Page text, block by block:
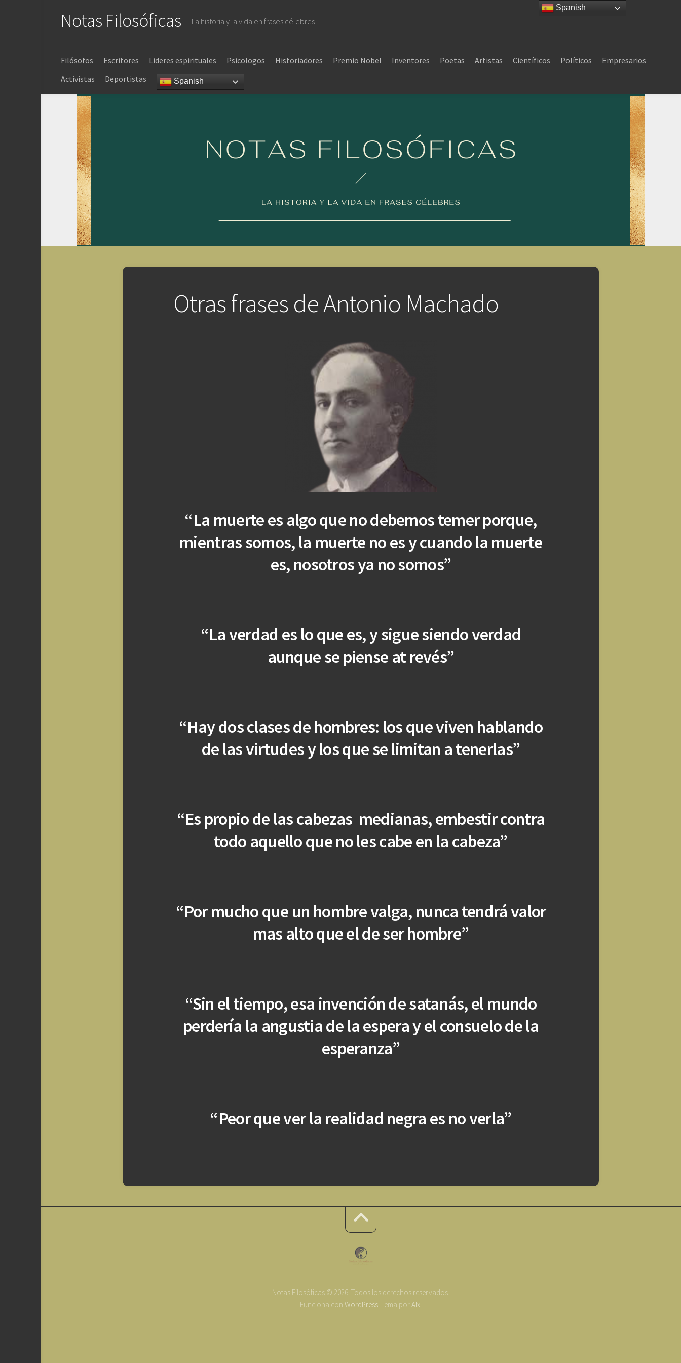
Notas Filosóficas La historia y la vida en frases célebres
Filósofos Escritores Lideres espirituales Psicologos Historiadores Premio Nobel Inventores Poetas Artistas Científicos Políticos
Empresarios
Activistas
Deportistas Spanish
Otras frases de Antonio Machado
“La muerte es algo que no debemos temer porque,
mientras somos, la muerte no es y cuando la muerte
es, nosotros ya no somos”
“La verdad es lo que es, y sigue siendo verdad
aunque se piense at revés”
“Hay dos clases de hombres: los que viven hablando
de las virtudes y los que se limitan a tenerlas”
“Es propio de las cabezas medianas, embestir contra
todo aquello que no les cabe en la cabeza”
“Por mucho que un hombre valga, nunca tendrá valor
mas alto que el de ser hombre”
“Sin el tiempo, esa invención de satanás, el mundo
perdería la angustia de la espera y el consuelo de la
esperanza”
“Peor que ver la realidad negra es no verla”
Notas Filosóficas © 2026. Todos los derechos reservados.
Funciona con WordPress. Tema porAlx.
Spanish